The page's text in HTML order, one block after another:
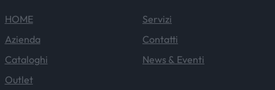
HOME
Azienda
Cataloghi
Outlet
Servizi
Contatti
News & Eventi